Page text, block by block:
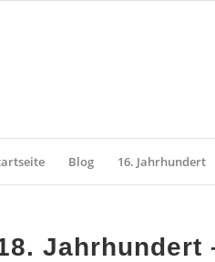
Blog 16. Jahrhundert
Jahrhundert